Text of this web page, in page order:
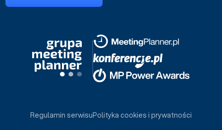
Regulamin serwisuPolityka cookies i prywatności